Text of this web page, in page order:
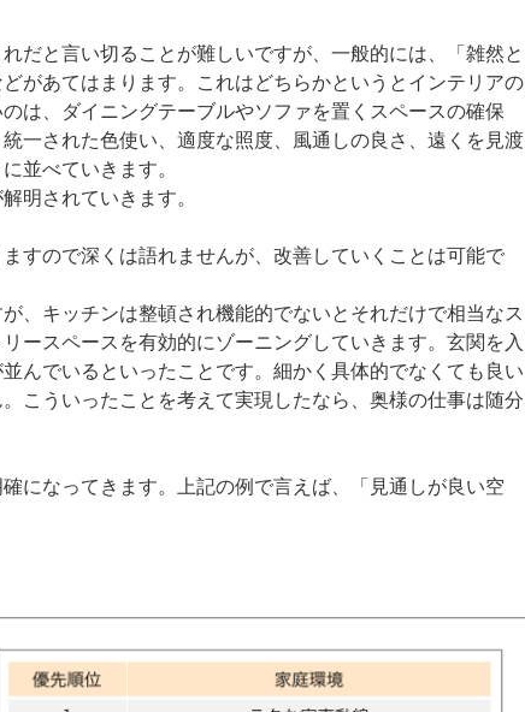
だと言い切ることが難しいですが、一般的には、「雑然と
があてはまります。これはどちらかというとインテリアの
は、ダイニングテーブルやソファを置くスペースの確保
一された色使い、適度な照度、風通しの良さ、遠くを見渡
並べていきます。
明されていきます。
すので深くは語れませんが、改善していくことは可能で
、キッチンは整頓され機能的でないとそれだけで相当なス
ースペースを有効的にゾーニングしていきます。玄関を入
んでいるといったことです。細かく具体的でなくても良い
こういったことを考えて実現したなら、奥様の仕事は随分
になってきます。上記の例で言えば、「見通しが良い空